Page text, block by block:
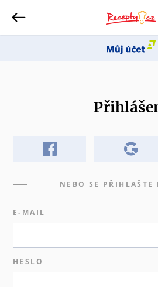
NEBO SE PŘIHLAŠTE
E-MAIL
HESLO